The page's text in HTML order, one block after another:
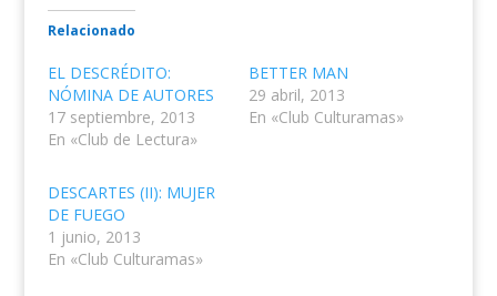
Relacionado
EL DESCRÉDITO:
NÓMINA DE AUTORES
17 septiembre, 2013
En «Club de Lectura»
BETTER MAN
29 abril, 2013
En «Club Culturamas»
DESCARTES (II): MUJER
DE FUEGO
1 junio, 2013
En «Club Culturamas»